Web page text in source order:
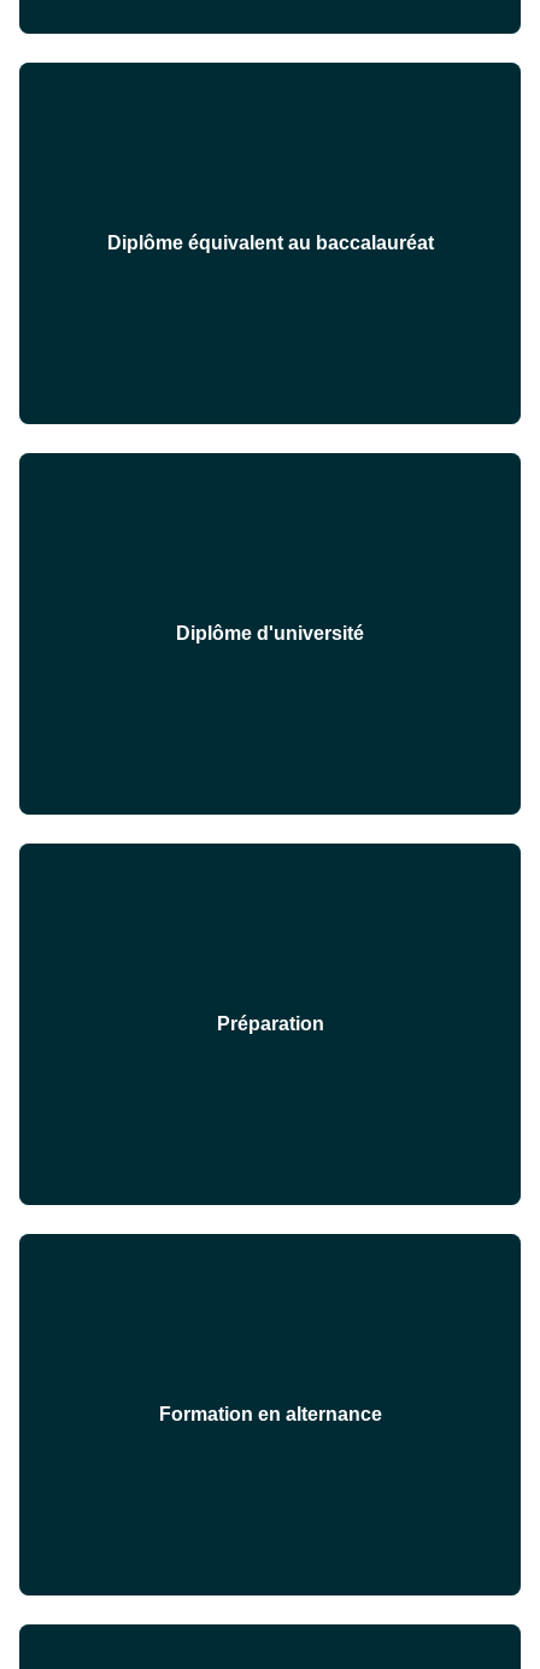
Diplôme équivalent au baccalauréat
Diplôme d'université
Préparation
Formation en alternance